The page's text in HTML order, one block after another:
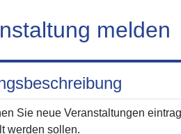
melden
Sie neue Veranstaltungen
werden sollen.